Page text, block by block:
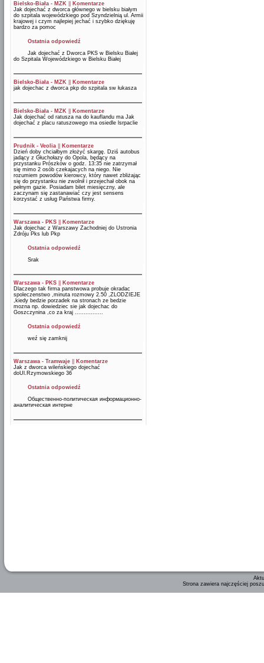
Bielsko-Biała - MZK
Komentarze
Jak dojechać z dworca głównego w bielsku białym
do szpitala wojewódzkiego pod Szyndzielnią ul. Armii
krajowej i czym najlepiej jechać i szybko dziękuję
bardzo za pomoc
Ostatnia odpowiedź
Jak dojechać z Dworca PKS w Bielsku Białej
do Szpitala Wojewódzkiego w Bielsku Białej
Bielsko-Biała - MZK
Komentarze
jak dojechac z dworca pkp do szpitala sw łukasza
Bielsko-Biała - MZK
Komentarze
Jak dojechać od ratusza na do kauflandu ma Jak
dojechać z placu ratuszowego ma osiedle lsrpaclie
Prudnik - Veolia
Komentarze
Dzień doby chciałbym złożyć skargę. Dziś autobus
jadący z Głuchołazy do Opola, będący na
przystanku Prószków o godz. 13:35 nie zatrzymał
się mimo 2 osób czekajacych na niego. Nie
rozumiem powodów kierowcy, który nawet zbliżając
się do przystanku nie zwolnił i przejechał obok na
pełnym gazie. Posiadam bilet miesięczny, ale
zaczynam się zastanawiać czy jest sensens
korzystać z usług Państwa firmy.
Warszawa - PKS
Komentarze
Jak dojechac z Warszawy Zachodniej do Ustronia
Zdróju Pks lub Pkp
Ostatnia odpowiedź
Srak
Warszawa - PKS
Komentarze
Dlaczego tak firma panstwowa probuje okradac
spoleczenstwo ,minuta rozmowy 2.50 ,ZLODZIEJE
,kiedy bedzie porzadek na stronach ze bedzie
mozna np. dowiedziec sie jak dojechac do
Goszczynina ,co za kraj ................
Ostatnia odpowiedź
weź się zamknij
Warszawa - Tramwaje
Komentarze
Jak z dworca wileńskiego dojechać
doUl.Rzymowskiego 36
Ostatnia odpowiedź
Общественно-политическая информационно-
аналитическая интерне
Strona zawiera najczęściej